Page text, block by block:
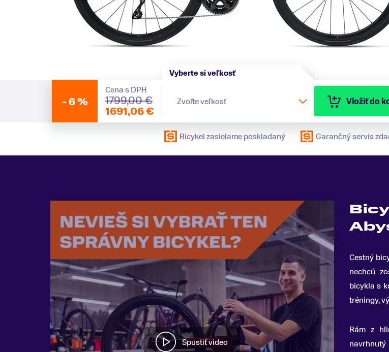
- 6 %
Cena s DPH
1799,00 €
1691,06 €
Vyberte si veľkosť
Zvoľte veľkosť Vložiť do
Bicykel zasielame poskladaný Garančný servis
Spustiť video
Cestný
nechcú
bicykla s
tréningy,
Rám z